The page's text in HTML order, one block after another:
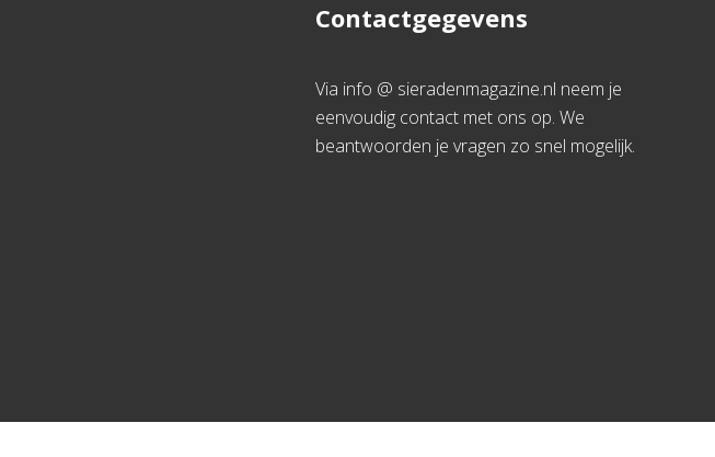
Contactgegevens
Via info @ sieradenmagazine.nl neem je
eenvoudig contact met ons op. We
beantwoorden je vragen zo snel mogelijk.